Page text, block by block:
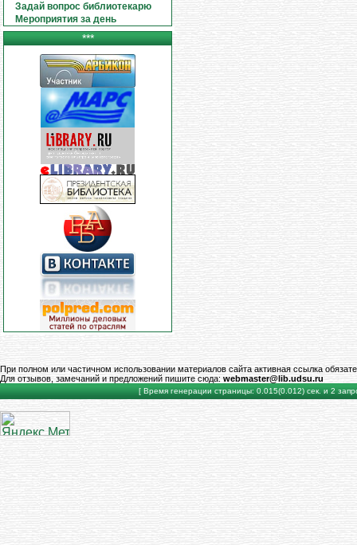
Задай вопрос библиотекарю
Мероприятия за день
***
При полном или частичном использовании материалов сайта активная ссылка
Для отзывов, замечаний и предложений пишите сюда: webmaster@lib.udsu.ru
[ Время генерации страницы: 0.015(0.012) сек. и 2